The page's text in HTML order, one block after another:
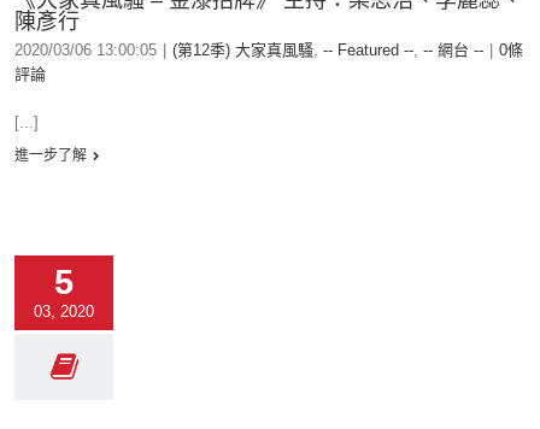
陳彥行
2020/03/06 13:00:05 (第12季) 大家真風騷, -- Featured --, -- 網台 --
0條
評論
[...]
進一步了解
5
03, 2020